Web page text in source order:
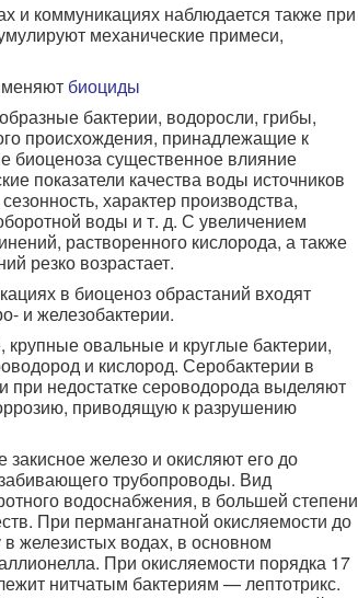
и коммуникациях наблюдается также при
механические примеси,
биоциды
бактерии, водоросли, грибы,
происхождения, принадлежащие к
биоценоза существенное влияние
показатели качества воды источников
характер производства,
воды и т. д. С увеличением
растворенного кислорода, а также
резко возрастает.
в биоценоз обрастаний входят
и железобактерии.
крупные овальные и круглые бактерии,
и кислород. Серобактерии в
при недостатке сероводорода выделяют
приводящую к разрушению
железо и окисляют его до
трубопроводы. Вид
водоснабжения, в большей степени
При перманганатной окисляемости до
железистых водах, в основном
При окисляемости порядка 17
нитчатым бактериям — лептотрикс.